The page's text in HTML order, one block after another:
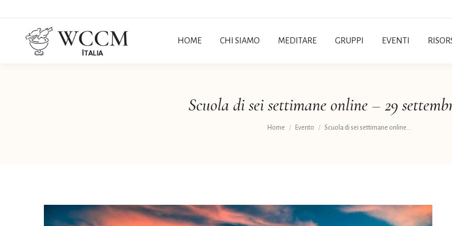
HOME CHI SIAMO MEDITARE GRUPPI EVENTI
Scuola di sei settimane online – 29
Tu sei qui:
Home Evento Scuola di sei settimane online…